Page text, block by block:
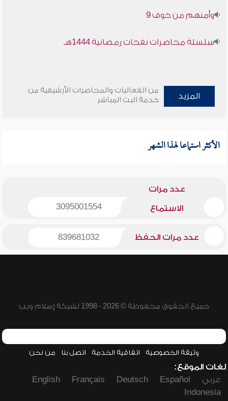
وأمنهم من خوف 9
سلسلة محاضرات نفحات رمضانية 1444هـ
المزيد
من الفعاليات والمحاضرات الأرشيفية من
خدمة البث المباشر
الأكثر استماعا لهذا الشهر
عدد مرات
الاستماع 3095001554
عدد مرات الحفظ 839681032
جميع الحقوق محفوظة © 2026 - 1998 لشبكة إسلام ويب
وثيقة الخصوصية اتفاقية الخدمة اتصل بنا من نحن
لغات الموقع:
عربي
Español
Deutsch
Français
English
Indonesia